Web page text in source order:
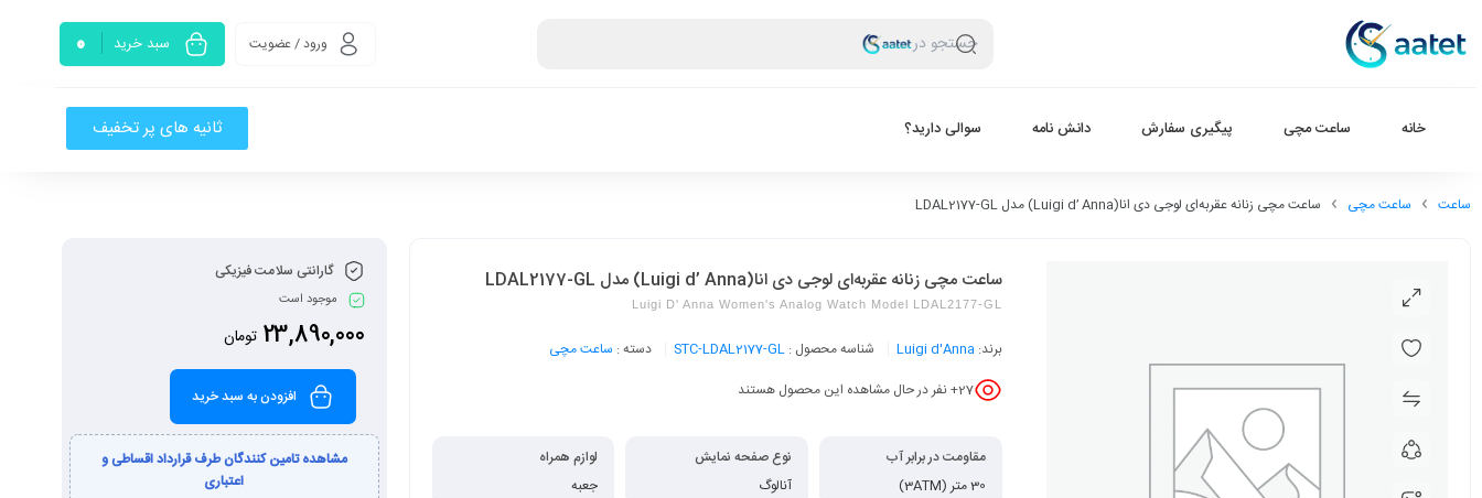
جستجو در ورود / عضویت سبد خرید 0
خانه ساعت مچی پیگیری سفارش دانش نامه سوالی دارید؟ ثانیه های پر تخفیف
ساعت ساعت مچی ساعت مچی زنانه عقربه‌ای لوجی دی انا(Luigi d’ Anna) مدل LDAL2177-GL
ساعت مچی زنانه عقربه‌ای لوجی دی انا(Luigi d’ Anna) مدل LDAL2177-GL
Luigi D' Anna Women's Analog Watch Model LDAL2177-GL
برند: Luigi d'Anna شناسه محصول : STC-LDAL2177-GL دسته : ساعت مچی
27+ نفر در حال مشاهده این محصول هستند
مقاومت در برابر آب
30 متر (3ATM)
نوع صفحه نمایش
آنالوگ
لوازم همراه
جعبه
گارانتی سلامت فیزیکی
موجود است
23,890,000 تومان
افزودن به سبد خرید
مشاهده تامین کنندگان طرف قرارداد اقساطی و
اعتباری